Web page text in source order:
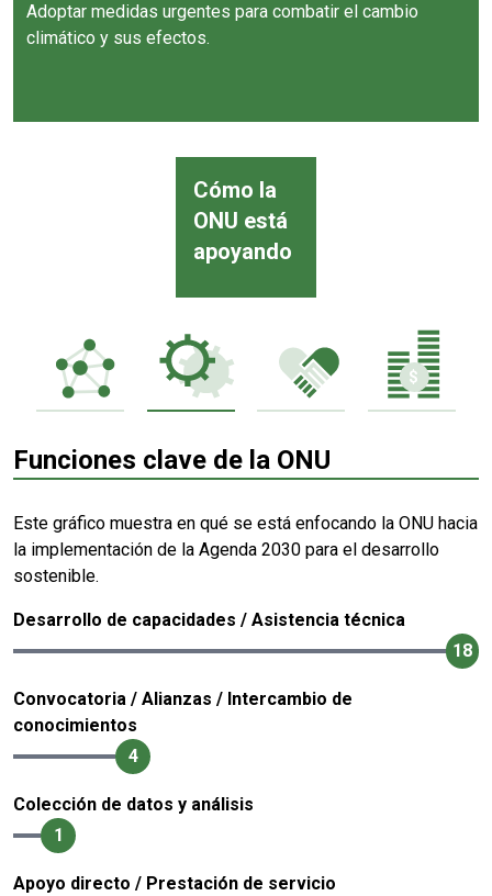
Adoptar medidas urgentes para combatir el cambio
climático y sus efectos.
Cómo la
ONU está
apoyando
Funciones clave de la ONU
Este gráfico muestra en qué se está enfocando la ONU hacia
la implementación de la Agenda 2030 para el desarrollo
sostenible.
Desarrollo de capacidades / Asistencia técnica
18
Convocatoria / Alianzas / Intercambio de
conocimientos
4
Colección de datos y análisis
1
Apoyo directo / Prestación de servicio